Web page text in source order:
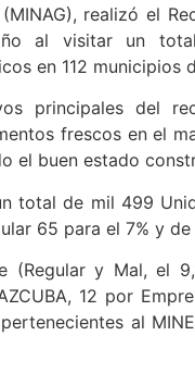
realizó el
al visitar un
en 112 municipios
principales del
frescos en el
el buen estado
total de mil 499
65 para el 7% y
(Regular y Mal, el
12 por
al